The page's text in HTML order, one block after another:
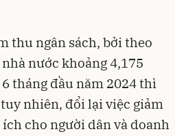
thu ngân sách, bởi theo
nước khoảng 4,175
tháng đầu năm 2024 thì
nhiên, đổi lại việc giảm
cho người dân và doanh